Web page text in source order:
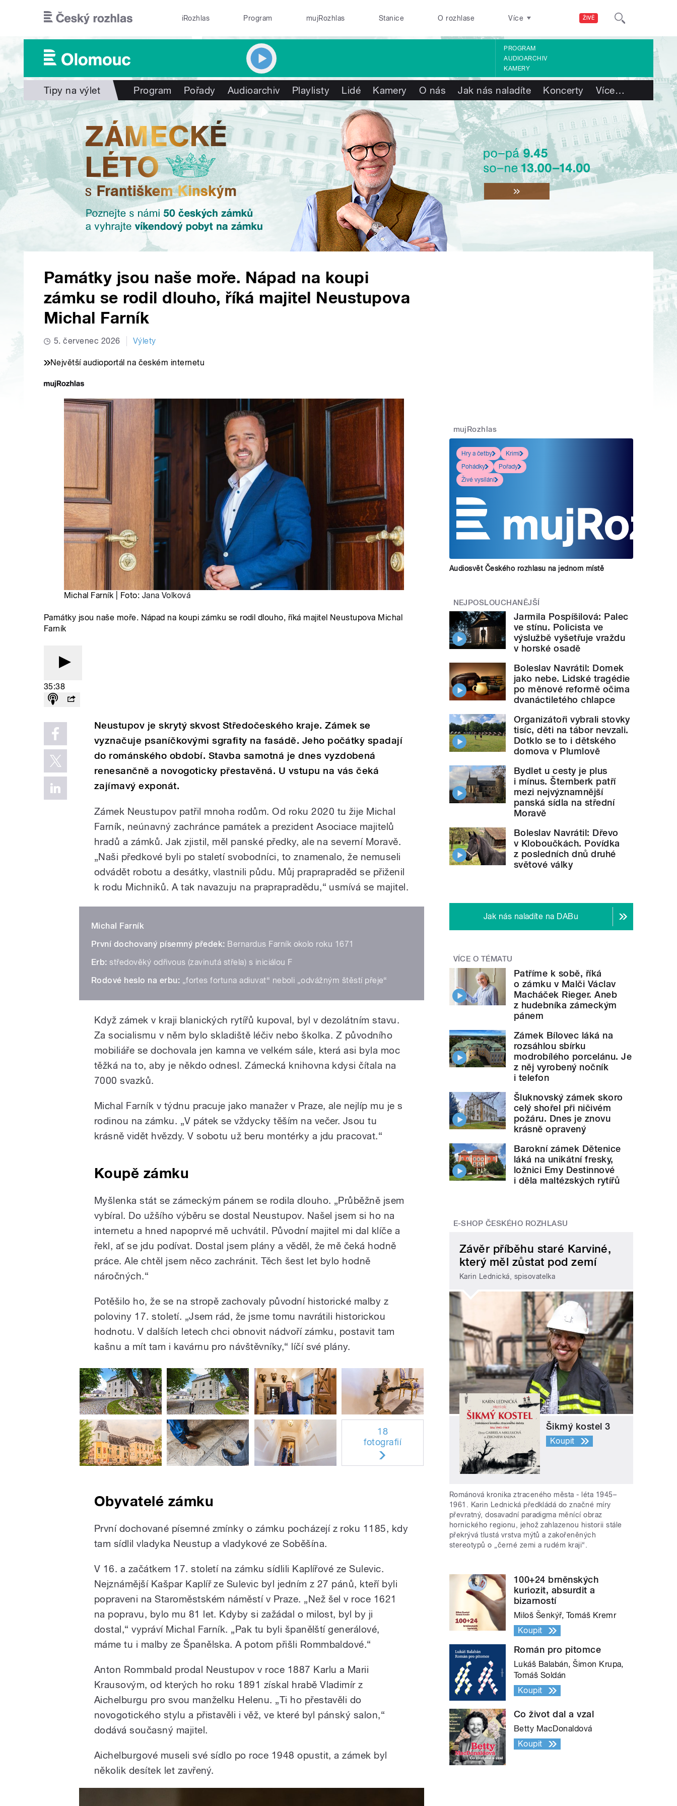
ŽIVĚ
iRozhlas Program mujRozhlas Stanice O rozhlase Více
PROGRAM
AUDIOARCHIV
KAMERY
Tipy na výlet Program Pořady Audioarchiv Playlisty Lidé Kamery O nás Jak nás naladíte Koncerty Více…
Památky jsou naše moře. Nápad na koupi
zámku se rodil dlouho, říká majitel Neustupova
Michal Farník
5. červenec 2026 Výlety
Největší audioportál na českém internetu
Michal Farník | Foto: Jana Volková
Památky jsou naše moře. Nápad na koupi zámku se rodil dlouho, říká majitel Neustupova Michal
Farník
35:38
Neustupov je skrytý skvost Středočeského kraje. Zámek se
vyznačuje psaníčkovými sgrafity na fasádě. Jeho počátky spadají
do románského období. Stavba samotná je dnes vyzdobená
renesančně a novogoticky přestavěná. U vstupu na vás čeká
zajímavý exponát.
Zámek Neustupov patřil mnoha rodům. Od roku 2020 tu žije Michal
Farník, neúnavný zachránce památek a prezident Asociace majitelů
hradů a zámků. Jak zjistil, měl panské předky, ale na severní Moravě.
„Naši předkové byli po staletí svobodníci, to znamenalo, že nemuseli
odvádět robotu a desátky, vlastnili půdu. Můj praprapraděd se přiženil
k rodu Michniků. A tak navazuju na praprapradědu,“ usmívá se majitel.
Michal Farník
První dochovaný písemný předek: Bernardus Farník okolo roku 1671
Erb: středověký odřivous (zavinutá střela) s iniciálou F
Rodové heslo na erbu: „fortes fortuna adiuvat“ neboli „odvážným štěstí přeje“
Když zámek v kraji blanických rytířů kupoval, byl v dezolátním stavu.
Za socialismu v něm bylo skladiště léčiv nebo školka. Z původního
mobiliáře se dochovala jen kamna ve velkém sále, která asi byla moc
těžká na to, aby je někdo odnesl. Zámecká knihovna kdysi čítala na
7000 svazků.
Michal Farník v týdnu pracuje jako manažer v Praze, ale nejlíp mu je s
rodinou na zámku. „V pátek se vždycky těším na večer. Jsou tu
krásně vidět hvězdy. V sobotu už beru montérky a jdu pracovat.“
Koupě zámku
Myšlenka stát se zámeckým pánem se rodila dlouho. „Průběžně jsem
vybíral. Do užšího výběru se dostal Neustupov. Našel jsem si ho na
internetu a hned napoprvé mě uchvátil. Původní majitel mi dal klíče a
řekl, ať se jdu podívat. Dostal jsem plány a věděl, že mě čeká hodně
práce. Ale chtěl jsem něco zachránit. Těch šest let bylo hodně
náročných.“
Potěšilo ho, že se na stropě zachovaly původní historické malby z
poloviny 17. století. „Jsem rád, že jsme tomu navrátili historickou
hodnotu. V dalších letech chci obnovit nádvoří zámku, postavit tam
kašnu a mít tam i kavárnu pro návštěvníky,“ líčí své plány.
18
fotografií
Obyvatelé zámku
První dochované písemné zmínky o zámku pocházejí z roku 1185, kdy
tam sídlil vladyka Neustup a vladykové ze Soběšína.
V 16. a začátkem 17. století na zámku sídlili Kaplířové ze Sulevic.
Nejznámější Kašpar Kaplíř ze Sulevic byl jedním z 27 pánů, kteří byli
popraveni na Staroměstském náměstí v Praze. „Než šel v roce 1621
na popravu, bylo mu 81 let. Kdyby si zažádal o milost, byl by ji
dostal,“ vypráví Michal Farník. „Pak tu byli španělští generálové,
máme tu i malby ze Španělska. A potom přišli Rommbaldové.“
Anton Rommbald prodal Neustupov v roce 1887 Karlu a Marii
Krausovým, od kterých ho roku 1891 získal hrabě Vladimír z
Aichelburgu pro svou manželku Helenu. „Ti ho přestavěli do
novogotického stylu a přistavěli i věž, ve které byl pánský salon,“
dodává současný majitel.
Aichelburgové museli své sídlo po roce 1948 opustit, a zámek byl
několik desítek let zavřený.
mujRozhlas
Hry a četby
Krimi
Pohádky
Pořady
Živé vysílání
Audiosvět Českého rozhlasu na jednom místě
NEJPOSLOUCHANĚJŠÍ
Jarmila Pospíšilová: Palec
ve stínu. Policista ve
výslužbě vyšetřuje vraždu
v horské osadě
Boleslav Navrátil: Domek
jako nebe. Lidské tragédie
po měnové reformě očima
dvanáctiletého chlapce
Organizátoři vybrali stovky
tisíc, děti na tábor nevzali.
Dotklo se to i dětského
domova v Plumlově
Bydlet u cesty je plus
i mínus. Šternberk patří
mezi nejvýznamnější
panská sídla na střední
Moravě
Boleslav Navrátil: Dřevo
v Kloboučkách. Povídka
z posledních dnů druhé
světové války
Jak nás naladíte na DABu
VÍCE O TÉMATU
Patříme k sobě, říká
o zámku v Malči Václav
Macháček Rieger. Aneb
z hudebníka zámeckým
pánem
Zámek Bílovec láká na
rozsáhlou sbírku
modrobílého porcelánu. Je
z něj vyrobený nočník
i telefon
Šluknovský zámek skoro
celý shořel při ničivém
požáru. Dnes je znovu
krásně opravený
Barokní zámek Dětenice
láká na unikátní fresky,
ložnici Emy Destinnové
i děla maltézských rytířů
E-SHOP ČESKÉHO ROZHLASU
Závěr příběhu staré Karviné,
který měl zůstat pod zemí
Karin Lednická, spisovatelka
Šikmý kostel 3
Koupit
Románová kronika ztraceného města - léta 1945–
1961. Karin Lednická předkládá do značné míry
převratný, dosavadní paradigma měnící obraz
hornického regionu, jehož zahlazenou historii stále
překrývá tlustá vrstva mýtů a zakořeněných
stereotypů o „černé zemi a rudém kraji“.
100+24 brněnských
kuriozit, absurdit a
bizarností
Miloš Šenkýř, Tomáš Kremr
Koupit
Román pro pitomce
Lukáš Balabán, Šimon Krupa,
Tomáš Soldán
Koupit
Co život dal a vzal
Betty MacDonaldová
Koupit